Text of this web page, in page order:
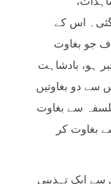
اس کے
جو بغاوت
ہو، بادشاہت
سے دو بغاوتیں
سے بغاوت
بغاوت کر
سے ایک تہذیبی